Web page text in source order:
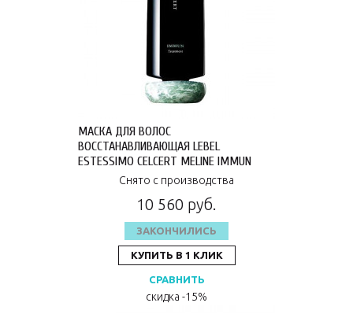
МАСКА ДЛЯ ВОЛОС
ВОССТАНАВЛИВАЮЩАЯ LEBEL
ESTESSIMO CELCERT MELINE IMMUN
TREATMENT 750 МЛ 7248ЕП
Снято с производства
10 560 руб.
ЗАКОНЧИЛИСЬ
КУПИТЬ В 1 КЛИК
СРАВНИТЬ
скидка -15%